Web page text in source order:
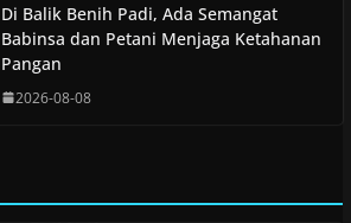
Di Balik Benih Padi, Ada Semangat
Babinsa dan Petani Menjaga Ketahanan
Pangan
2026-08-08